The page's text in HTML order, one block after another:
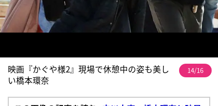
映画『かぐや様2』現場で休憩中の姿も美し
い橋本環奈
14/16